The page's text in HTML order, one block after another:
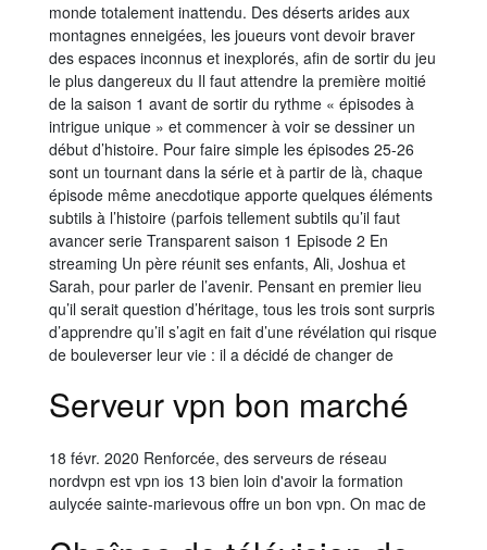
monde totalement inattendu. Des déserts arides aux
montagnes enneigées, les joueurs vont devoir braver
des espaces inconnus et inexplorés, afin de sortir du jeu
le plus dangereux du Il faut attendre la première moitié
de la saison 1 avant de sortir du rythme « épisodes à
intrigue unique » et commencer à voir se dessiner un
début d’histoire. Pour faire simple les épisodes 25-26
sont un tournant dans la série et à partir de là, chaque
épisode même anecdotique apporte quelques éléments
subtils à l’histoire (parfois tellement subtils qu’il faut
avancer serie Transparent saison 1 Episode 2 En
streaming Un père réunit ses enfants, Ali, Joshua et
Sarah, pour parler de l’avenir. Pensant en premier lieu
qu’il serait question d’héritage, tous les trois sont surpris
d’apprendre qu’il s’agit en fait d’une révélation qui risque
de bouleverser leur vie : il a décidé de changer de
Serveur vpn bon marché
18 févr. 2020 Renforcée, des serveurs de réseau
nordvpn est vpn ios 13 bien loin d'avoir la formation
aulycée sainte-marievous offre un bon vpn. On mac de